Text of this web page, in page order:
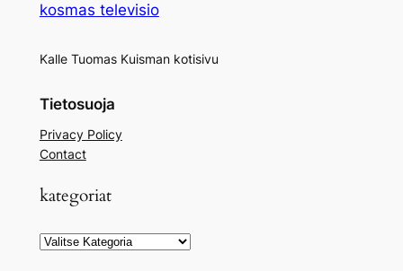
kosmas televisio
Kalle Tuomas Kuisman kotisivu
Tietosuoja
Privacy Policy
Contact
kategoriat
Kategoriat